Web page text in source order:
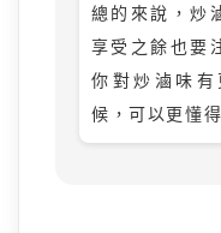
總的來說，炒
享受之餘也要
你對炒滷味
候，可以更懂